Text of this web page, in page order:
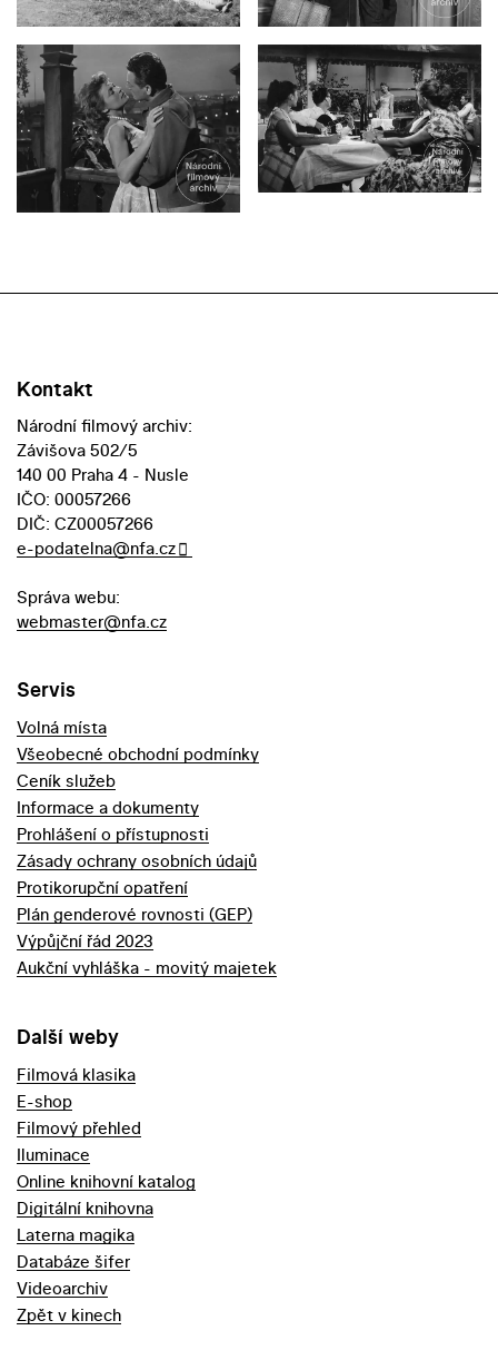
Kontakt
Národní filmový archiv:
Závišova 502/5
140 00 Praha 4 - Nusle
IČO: 00057266
DIČ: CZ00057266
e-podatelna@nfa.cz
Správa webu:
webmaster@nfa.cz
Servis
Volná místa
Všeobecné obchodní podmínky
Ceník služeb
Informace a dokumenty
Prohlášení o přístupnosti
Zásady ochrany osobních údajů
Protikorupční opatření
Plán genderové rovnosti (GEP)
Výpůjční řád 2023
Aukční vyhláška - movitý majetek
Další weby
Filmová klasika
E-shop
Filmový přehled
Iluminace
Online knihovní katalog
Digitální knihovna
Laterna magika
Databáze šifer
Videoarchiv
Zpět v kinech